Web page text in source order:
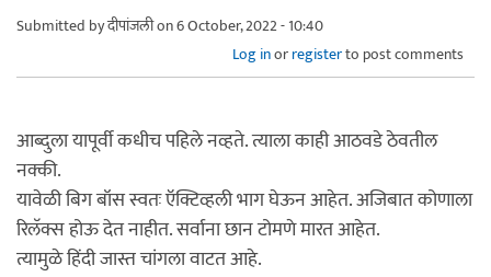
Submitted byदीपांजलीon 6 October, 2022 - 10:40
Log inorregisterto post comments
आब्दुला यापूर्वी कधीच पहिले नव्हते. त्याला काही आठवडे ठेवतील
नक्की.
यावेळी बिग बॉस स्वतः ऍक्टिव्हली भाग घेऊन आहेत. अजिबात कोणाला
रिलॅक्स होऊ देत नाहीत. सर्वाना छान टोमणे मारत आहेत.
त्यामुळे हिंदी जास्त चांगला वाटत आहे.